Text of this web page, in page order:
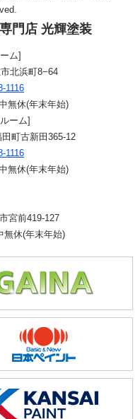
門店 光輝塗装
ム]
北浜町8−64
1116
無休(年末年始)
ーム]
町古新田365-12
1116
無休(年末年始)
宮前419-127
無休(年末年始)